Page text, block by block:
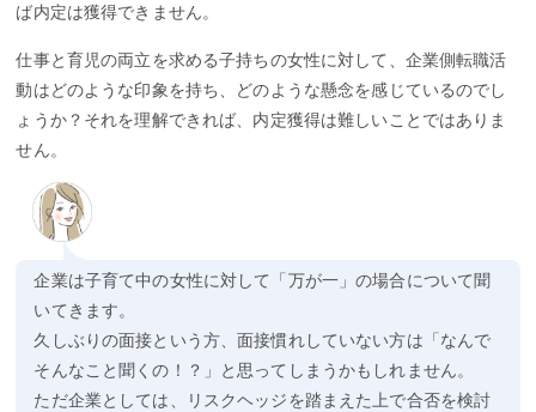
ば内定は獲得できません。
仕事と育児の両立を求める子持ちの女性に対して、企業側転職活
動はどのような印象を持ち、どのような懸念を感じているのでし
ょうか？それを理解できれば、内定獲得は難しいことではありま
せん。
企業は子育て中の女性に対して「万が一」の場合について聞
いてきます。
久しぶりの面接という方、面接慣れしていない方は「なんで
そんなこと聞くの！？」と思ってしまうかもしれません。
ただ企業としては、リスクヘッジを踏まえた上で合否を検討